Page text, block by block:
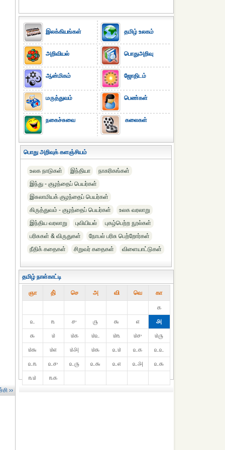
››
இலக்கியங்கள்
அறிவியல்
ஆன்மிகம்
மருத்துவம்
நகைச்சுவை
தமிழ் உலகம்
பொதுஅறிவு
ஜோதிடம்
பெண்கள்
கலைகள்
பொது அறிவுக் களஞ்சியம்
உலக நாடுகள் இந்தியா
நாகரிகங்கள்
இந்து - குழந்தைப் பெயர்கள்
இசுலாமியக் குழந்தைப் பெயர்கள்
கிருத்துவம் - குழந்தைப் பெயர்கள்
உலக வரலாறு
இந்திய வரலாறு
புவியியல்
புகழ்பெற்ற நூல்கள்
பரிசுகள் & விருதுகள்
நோபல் பரிசு‎ பெற்றோர்‎கள்
நீதிக் கதைகள்
சிறுவர் கதைகள் விளையாட்டுகள்
தமிழ் நாள்காட்டி
ஞா தி் செ அ வி வெ கா
௧
௨
௩ ௪ ௫ ௬ ௭
௮
௯
௰ ௰௧ ௰௨ ௰௩ ௰௪
௰௫
௰௬
௰௭ ௰௮ ௰௯ ௨௰ ௨௧
௨௨
௨௩
௨௪ ௨௫ ௨௬ ௨௭ ௨௮
௨௯
௩௰
௩௧